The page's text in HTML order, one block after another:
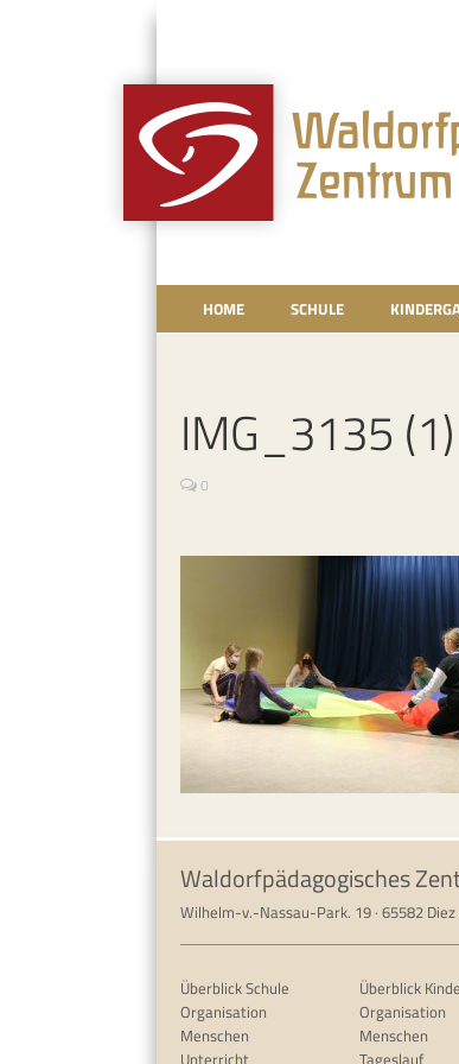
HOME SCHULE
IMG_3135 (1)
0
Waldorfpädagogisches
Wilhelm-v.-Nassau-Park. 19 · 65582
Überblick Schule
Organisation
Menschen
Überblick
Organisation
Menschen